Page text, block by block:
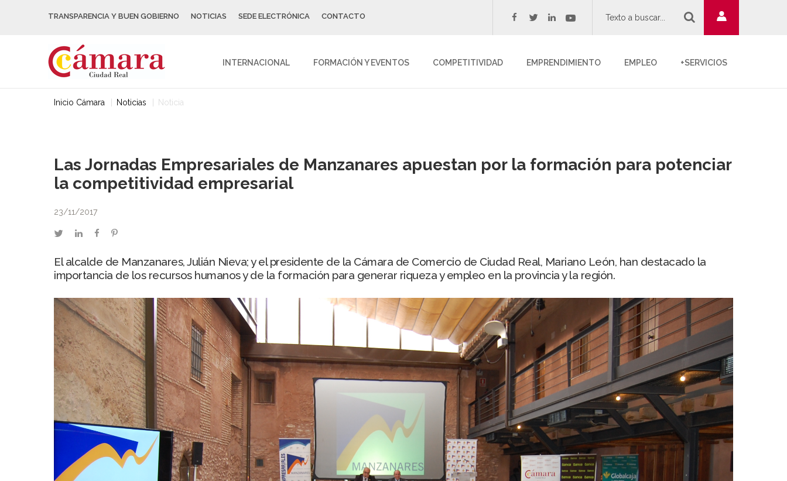
TRANSPARENCIA Y BUEN GOBIERNO NOTICIAS SEDE ELECTRÓNICA CONTACTO facebook
twitterlinkedinyoutube
INTERNACIONAL FORMACIÓN Y EVENTOS COMPETITIVIDAD EMPRENDIMIENTO EMPLEO +SERVICIOS
Inicio Cámara Noticias Noticia
Las Jornadas Empresariales de Manzanares apuestan por la formación para potenciar
la competitividad empresarial
23/11/2017
twitterlinkedinfacebookpinterest
El alcalde de Manzanares, Julián Nieva; y el presidente de la Cámara de Comercio de Ciudad Real, Mariano León, han destacado la
importancia de los recursos humanos y de la formación para generar riqueza y empleo en la provincia y la región.